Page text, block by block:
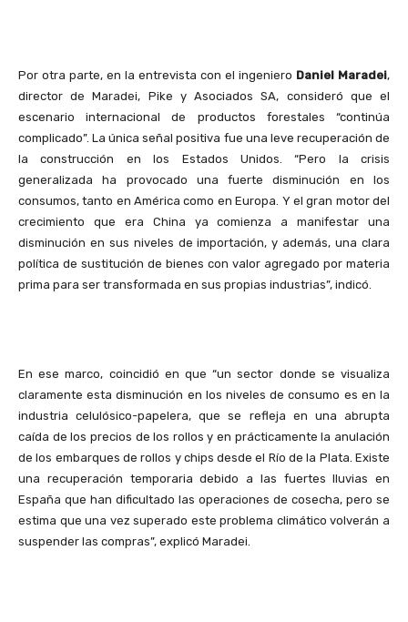
Por otra parte, en la entrevista con el ingeniero Daniel Maradei,
director de Maradei, Pike y Asociados SA, consideró que el
escenario internacional de productos forestales “continúa
complicado”. La única señal positiva fue una leve recuperación de
la construcción en los Estados Unidos. “Pero la crisis
generalizada ha provocado una fuerte disminución en los
consumos, tanto en América como en Europa. Y el gran motor del
crecimiento que era China ya comienza a manifestar una
disminución en sus niveles de importación, y además, una clara
política de sustitución de bienes con valor agregado por materia
prima para ser transformada en sus propias industrias”, indicó.
En ese marco, coincidió en que “un sector donde se visualiza
claramente esta disminución en los niveles de consumo es en la
industria celulósico-papelera, que se refleja en una abrupta
caída de los precios de los rollos y en prácticamente la anulación
de los embarques de rollos y chips desde el Río de la Plata. Existe
una recuperación temporaria debido a las fuertes lluvias en
España que han dificultado las operaciones de cosecha, pero se
estima que una vez superado este problema climático volverán a
suspender las compras”, explicó Maradei.